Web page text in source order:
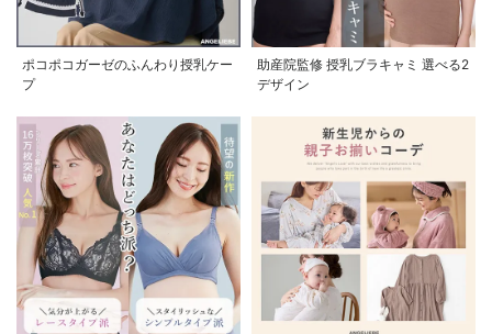
ポコポコガーゼのふんわり授乳ケー
プ
助産院監修 授乳ブラキャミ 選べる2
デザイン